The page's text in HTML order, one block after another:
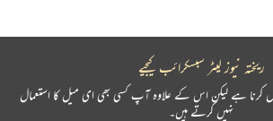
ریختہ نیوز لیٹر سبسکرائب کیجیے
کرنا ہے لیکن اس کے علاوہ آپ کسی بھی ای میل کا استعمال
نہیں کرتے ہیں۔